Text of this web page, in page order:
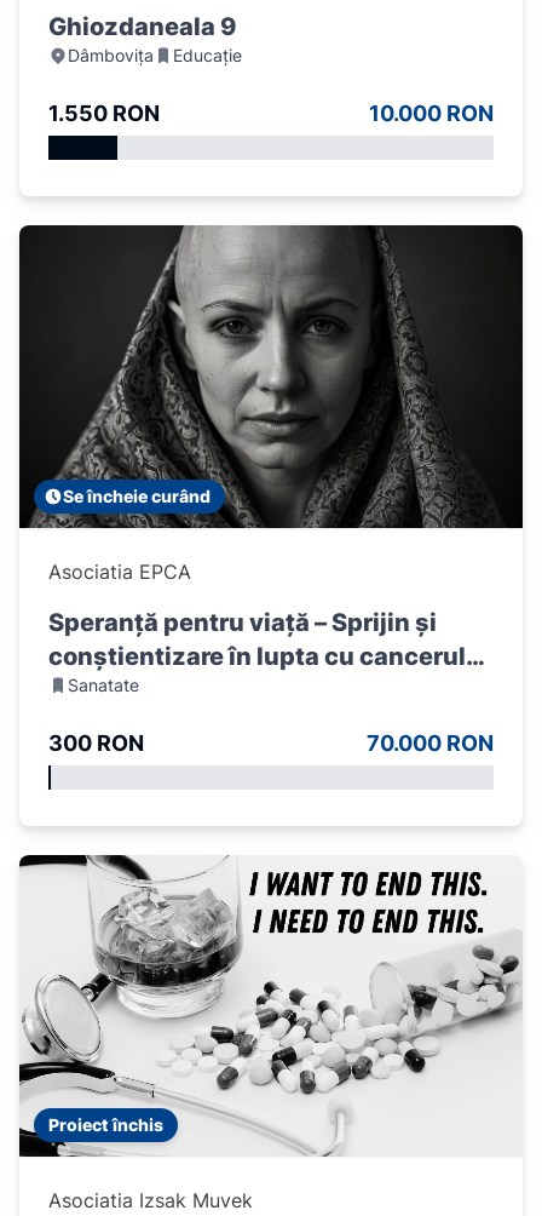
Ghiozdaneala 9
Dâmbovița Educație
1.550 RON 10.000 RON
Se încheie curând
Asociatia EPCA
Speranță pentru viață – Sprijin și
conștientizare în lupta cu cancerul
de sân
Sanatate
300 RON 70.000 RON
Proiect închis
Asociatia Izsak Muvek